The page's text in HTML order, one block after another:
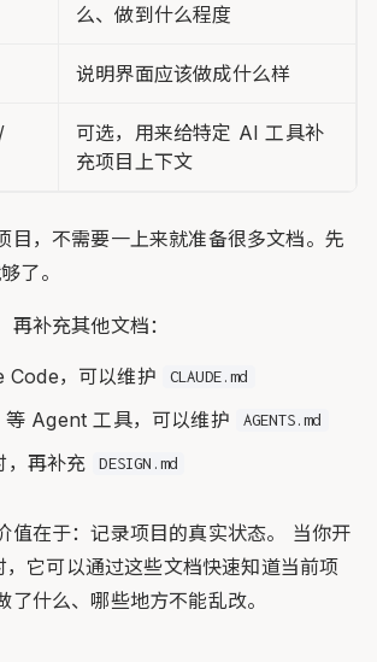
么、做到什么程度
说明界面应该做成什么样
可选，用来给特定 AI 工具补
充项目上下文
目，不需要一上来就准备很多文档。先
了。
补充其他文档：
Code，可以维护 CLAUDE.md
Agent 工具，可以维护 AGENTS.md
，再补充 DESIGN.md
值在于：记录项目的真实状态。 当你开
它可以通过这些文档快速知道当前项
了什么、哪些地方不能乱改。